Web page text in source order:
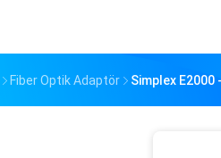
Fiber Optik Adaptör Simplex E2000